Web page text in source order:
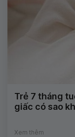
Trẻ 7 tháng
giấc có sao
Xem thêm